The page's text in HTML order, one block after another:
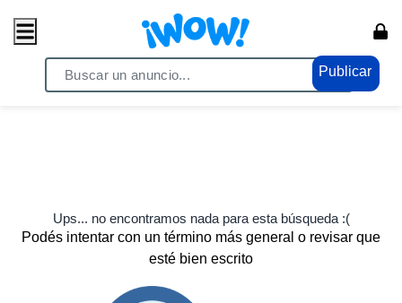
Publicar
Ups... no encontramos nada para esta búsqueda :(
Podés intentar con un término más general o revisar que
esté bien escrito